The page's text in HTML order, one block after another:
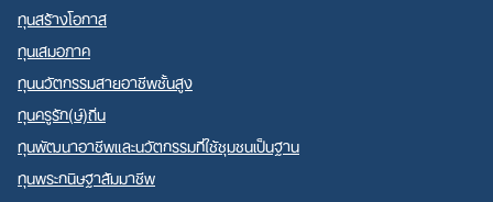
ทุนสร้างโอกาส
ทุนเสมอภาค
ทุนนวัตกรรมสายอาชีพชั้นสูง
ทุนครูรัก(ษ์)ถิ่น
ทุนพัฒนาอาชีพและนวัตกรรมที่ใช้ชุมชนเป็นฐาน
ทุนพระกนิษฐาสัมมาชีพ